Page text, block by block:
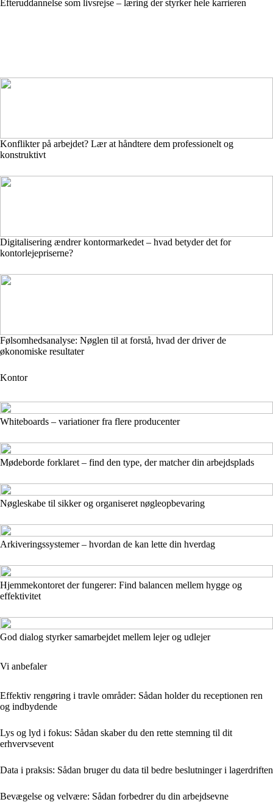
Efteruddannelse som livsrejse – læring der styrker hele karrieren
Konflikter på arbejdet? Lær at håndtere dem professionelt og
konstruktivt
Digitalisering ændrer kontormarkedet – hvad betyder det for
kontorlejepriserne?
Følsomhedsanalyse: Nøglen til at forstå, hvad der driver de
økonomiske resultater
Kontor
Whiteboards – variationer fra flere producenter
Mødeborde forklaret – find den type, der matcher din arbejdsplads
Nøgleskabe til sikker og organiseret nøgleopbevaring
Arkiveringssystemer – hvordan de kan lette din hverdag
Hjemmekontoret der fungerer: Find balancen mellem hygge og
effektivitet
God dialog styrker samarbejdet mellem lejer og udlejer
Vi anbefaler
Effektiv rengøring i travle områder: Sådan holder du receptionen ren
og indbydende
Lys og lyd i fokus: Sådan skaber du den rette stemning til dit
erhvervsevent
Data i praksis: Sådan bruger du data til bedre beslutninger i lagerdriften
Bevægelse og velvære: Sådan forbedrer du din arbejdsevne